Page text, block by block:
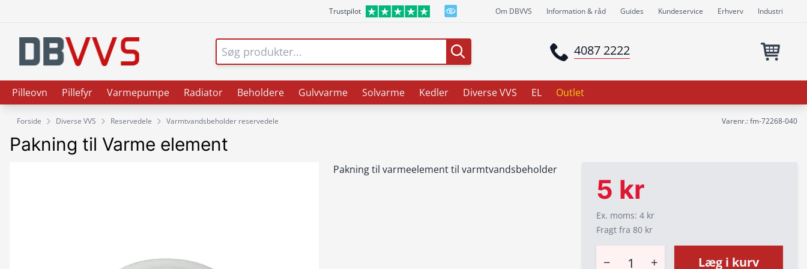
Trustpilot Om DBVVS Information & råd Guides Kundeservice Erhverv Industri
4087 2222
Pilleovn Pillefyr Varmepumpe Radiator Beholdere Gulvvarme Solvarme Kedler Diverse VVS EL Outlet
Forside Diverse VVS Reservedele Varmtvandsbeholder reservedele Varenr.: fm-72268-040
Pakning til Varme element
Pakning til varmeelement til varmtvandsbeholder
5 kr
Ex. moms: 4 kr
Fragt fra 80 kr
− + Læg i kurv